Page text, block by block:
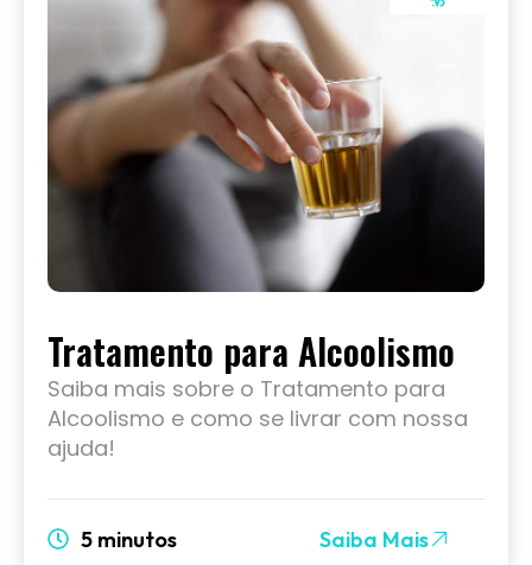
Tratamento para Alcoolismo
Saiba mais sobre o Tratamento para
Alcoolismo e como se livrar com nossa
ajuda!
5 minutos Saiba Mais